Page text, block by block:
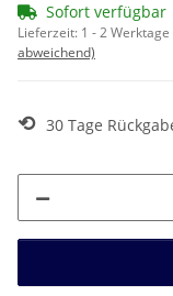
Sofort verfügbar
Lieferzeit: 1 - 2 Werktage
abweichend)
⟲ 30 Tage